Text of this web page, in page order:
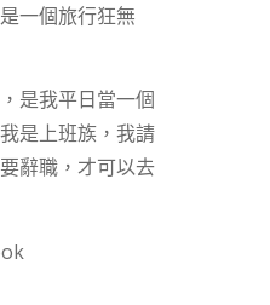
一個旅行狂無
是我平日當一個
是上班族，我請
辭職，才可以去